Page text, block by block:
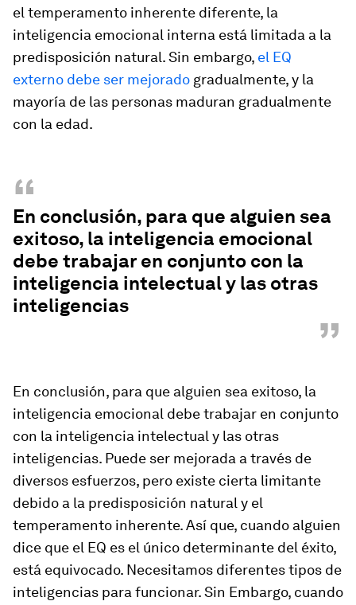
el temperamento inherente diferente, la
inteligencia emocional interna está limitada a la
predisposición natural. Sin embargo, el EQ
externo debe ser mejorado gradualmente, y la
mayoría de las personas maduran gradualmente
con la edad.
“
En conclusión, para que alguien sea
exitoso, la inteligencia emocional
debe trabajar en conjunto con la
inteligencia intelectual y las otras
inteligencias
”
En conclusión, para que alguien sea exitoso, la
inteligencia emocional debe trabajar en conjunto
con la inteligencia intelectual y las otras
inteligencias. Puede ser mejorada a través de
diversos esfuerzos, pero existe cierta limitante
debido a la predisposición natural y el
temperamento inherente. Así que, cuando alguien
dice que el EQ es el único determinante del éxito,
está equivocado. Necesitamos diferentes tipos de
inteligencias para funcionar. Sin Embargo, cuando